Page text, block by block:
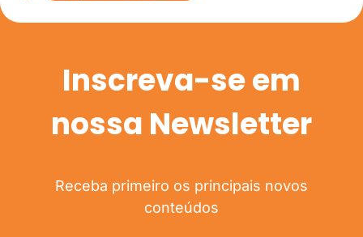
Inscreva-se em
nossa Newsletter
Receba primeiro os principais novos
conteúdos